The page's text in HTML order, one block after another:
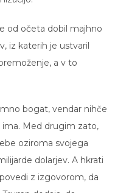
od očeta dobil majhno
iz katerih je ustvaril
a v to
bogat, vendar nihče
ima. Med drugim zato,
oziroma svojega
dolarjev. A hkrati
z izgovorom, da